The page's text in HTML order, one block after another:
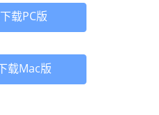
载PC版
载Mac版